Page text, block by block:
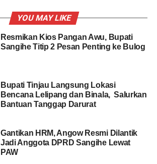
YOU MAY LIKE
Resmikan Kios Pangan Awu, Bupati
Sangihe Titip 2 Pesan Penting ke Bulog
Bupati Tinjau Langsung Lokasi
Bencana Lelipang dan Binala, Salurkan
Bantuan Tanggap Darurat
Gantikan HRM, Angow Resmi Dilantik
Jadi Anggota DPRD Sangihe Lewat
PAW